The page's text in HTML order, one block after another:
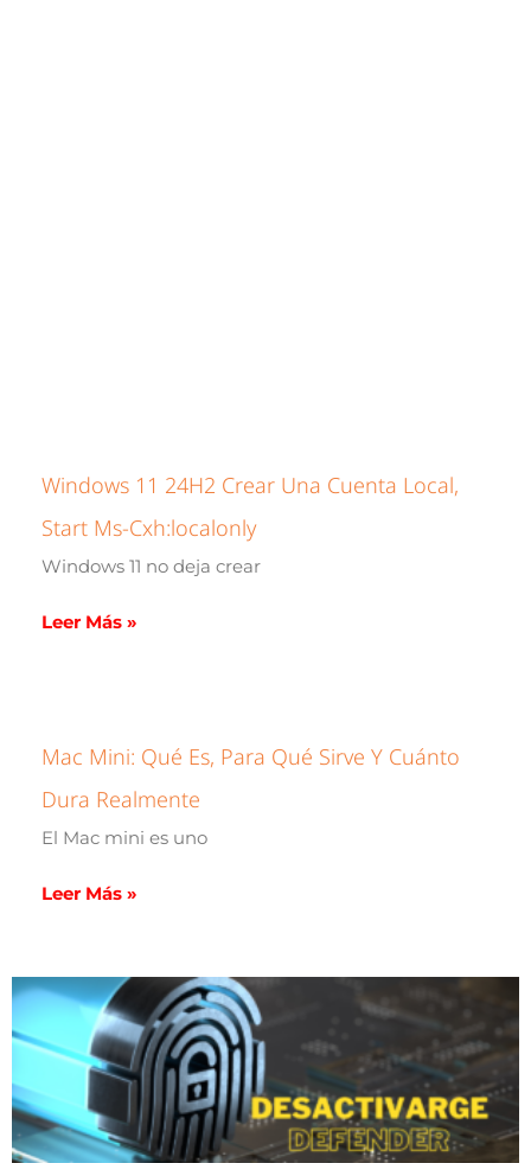
Windows 11 24H2 Crear Una Cuenta Local,
Start Ms-Cxh:localonly
Windows 11 no deja crear
Leer Más »
Mac Mini: Qué Es, Para Qué Sirve Y Cuánto
Dura Realmente
El Mac mini es uno
Leer Más »